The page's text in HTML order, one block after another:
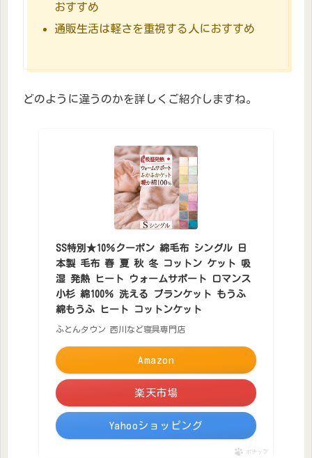
おすすめ
通販生活は軽さを重視する人におすすめ
どのように違うのかを詳しくご紹介しますね。
SS特別★10％クーポン 綿毛布 シングル 日
本製 毛布 春 夏 秋 冬 コットン ケット 吸
湿 発熱 ヒート ウォームサポート ロマンス
小杉 綿100％ 洗える ブランケット もうふ
綿もうふ ヒート コットンケット
ふとんタウン 西川など寝具専門店
Amazon
楽天市場
Yahooショッピング
ポチップ